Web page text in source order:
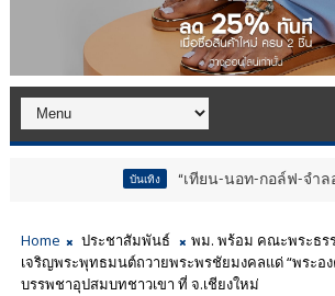
“เทียน-นอท-กอล์ฟ-จำลอง-โฟล์ค” ร้อง
Home ประชาสัมพันธ์
พม. พร้อม คณะพระธร
เจริญพระพุทธมนต์ถวายพระพรชัยมงคลแด่ “พระอ
บรรพชาอุปสมบทชาวเขา ที่ จ.เชียงใหม่